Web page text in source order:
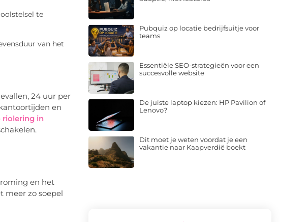
te
van het
24 uur per
en
riolering in
en het
meer zo soepel
Pubquiz op locatie bedrijfsuitje voor
teams
Essentiële SEO-strategieën voor een
succesvolle website
De juiste laptop kiezen: HP Pavilion of
Lenovo?
Dit moet je weten voordat je een
vakantie naar Kaapverdië boekt